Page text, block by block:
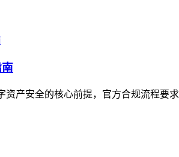
产安全的核心前提，官方合规流程